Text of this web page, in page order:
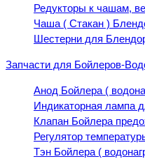
Редукторы к чашам,
Чаша ( Стакан )
Шестерни для
Запчасти для Бойлеров-
Анод Бойлера (
Индикаторная лампа
Клапан Бойлера
Регулятор
Тэн Бойлера (